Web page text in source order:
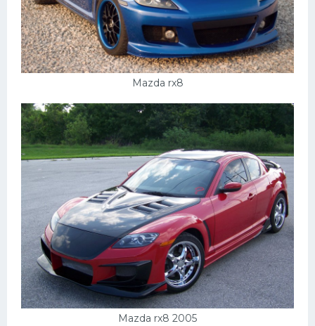
Mazda rx8
Mazda rx8 2005
Велосипеды
Рено
Прогулочные суда
Лимузины
Камаз
Автобусы
Грузовики
Шевроле
УАЗ
Кадиллак
Автокемпер